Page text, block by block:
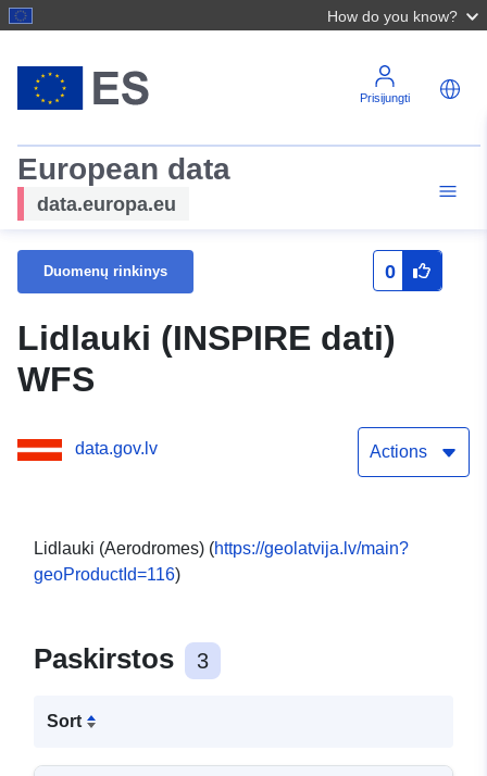
How do you know?
Prisijungti
European data
data.europa.eu
Duomenų rinkinys 0
Lidlauki (INSPIRE dati)
WFS
data.gov.lv Actions
Lidlauki (Aerodromes) (https://geolatvija.lv/main?
geoProductId=116)
Paskirstos 3
Sort